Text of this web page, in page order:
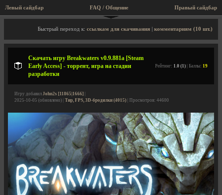
Левый сайдбар Правый сайдбар
FAQ / Общение
Описание игры, торрент, скриншоты, видео
Быстрый переход к: ссылкам для скачивания комментариям (10 шт.)
Скачать игру Breakwaters v0.9.881a [Steam
Early Access] - торрент, игра на стадии
разработки
Рейтинг: 1.0 (1) | Баллы: 19
Игру добавил John2s [11865|1666]
2025-10-05 (обновлено) | Тир, FPS, 3D-бродилки (4015) | Просмотров: 44600